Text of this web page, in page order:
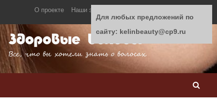
О проекте Наши эксперты
Здоровые волосы
Все, что вы хотели знать о волосах
Для любых предложений по
сайту: kelinbeauty@cp9.ru